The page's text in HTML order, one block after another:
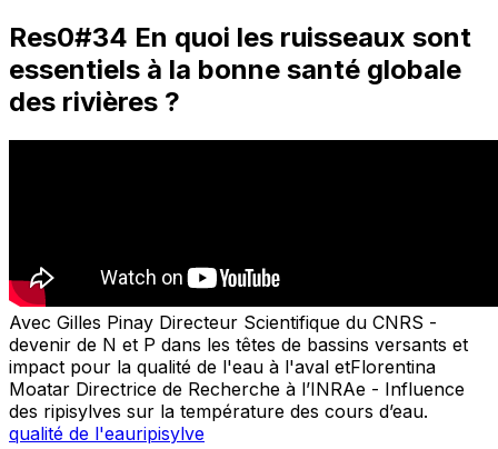
Res0#34 En quoi les ruisseaux sont
essentiels à la bonne santé globale
des rivières ?
Avec Gilles Pinay Directeur Scientifique du CNRS -
devenir de N et P dans les têtes de bassins versants et
impact pour la qualité de l'eau à l'aval etFlorentina
Moatar Directrice de Recherche à l’INRAe - Influence
des ripisylves sur la température des cours d’eau.
qualité de l'eauripisylve